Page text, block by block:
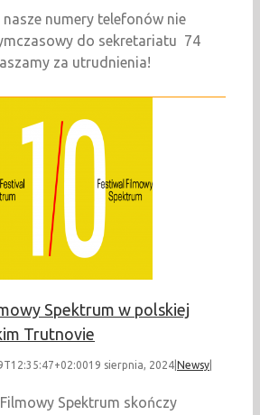
numery telefonów nie
do sekretariatu 74
za utrudnienia!
Spektrum w polskiej
Trutnovie
19 sierpnia, 2024 Newsy
Spektrum skończy